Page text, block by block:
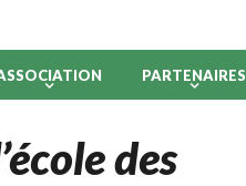
PARTENAIRES
des